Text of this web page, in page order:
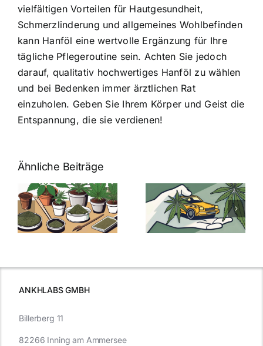
vielfältigen Vorteilen für Hautgesundheit,
Schmerzlinderung und allgemeines Wohlbefinden
kann Hanföl eine wertvolle Ergänzung für Ihre
tägliche Pflegeroutine sein. Achten Sie jedoch
darauf, qualitativ hochwertiges Hanföl zu wählen
und bei Bedenken immer ärztlichen Rat
einzuholen. Geben Sie Ihrem Körper und Geist die
Entspannung, die sie verdienen!
Ähnliche Beiträge
Neue THC-
Grenzwert-
Regelung:
Was Sie über
Cannabis und
müssen
Cannabis
Samen
kaufen: Alles
was Sie
ANKHLABS GMBH
Billerberg 11
82266 Inning am Ammersee